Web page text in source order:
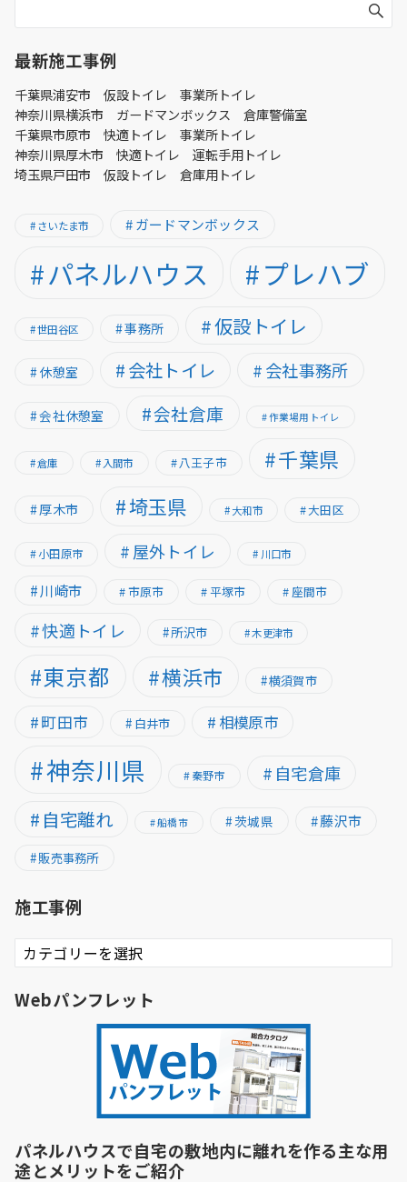
最新施工事例
千葉県浦安市 仮設トイレ 事業所トイレ
神奈川県横浜市 ガードマンボックス 倉庫警備室
千葉県市原市 快適トイレ 事業所トイレ
神奈川県厚木市 快適トイレ 運転手用トイレ
埼玉県戸田市 仮設トイレ 倉庫用トイレ
さいたま市 ガードマンボックス
パネルハウス プレハブ
世田谷区 事務所 仮設トイレ
休憩室 会社トイレ 会社事務所
会社休憩室 会社倉庫 作業場用トイレ
倉庫 入間市 八王子市 千葉県
厚木市 埼玉県 大和市 大田区
小田原市 屋外トイレ 川口市
川崎市 市原市 平塚市 座間市
快適トイレ 所沢市 木更津市
東京都 横浜市 横須賀市
町田市 白井市 相模原市
神奈川県 秦野市 自宅倉庫
自宅離れ 船橋市 茨城県 藤沢市
販売事務所
施工事例
施
工
例
Webパンフレット
パネルハウスで自宅の敷地内に離れを作る主な用
途とメリットをご紹介